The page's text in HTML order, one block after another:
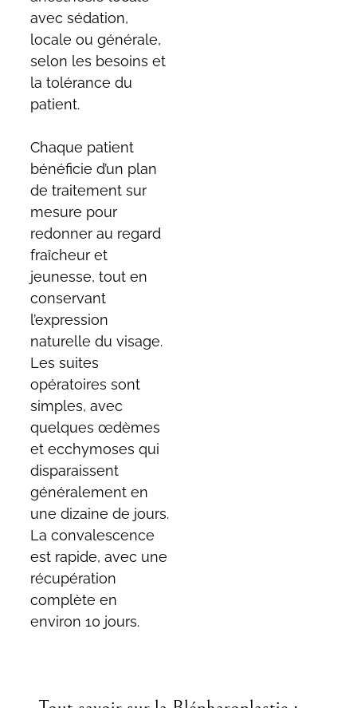
avec sédation,
locale ou générale,
selon les besoins et
la tolérance du
patient.
Chaque patient
bénéficie d’un plan
de traitement sur
mesure pour
redonner au regard
fraîcheur et
jeunesse, tout en
conservant
l’expression
naturelle du visage.
Les suites
opératoires sont
simples, avec
quelques œdèmes
et ecchymoses qui
disparaissent
généralement en
une dizaine de jours.
La convalescence
est rapide, avec une
récupération
complète en
environ 10 jours.